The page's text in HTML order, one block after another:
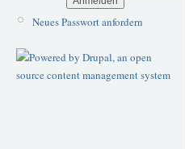
Neues Passwort anfordern